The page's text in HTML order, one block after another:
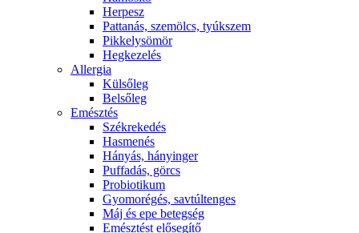
Herpesz
Pattanás, szemölcs, tyúkszem
Pikkelysömör
Hegkezelés
Allergia
Külsőleg
Belsőleg
Emésztés
Székrekedés
Hasmenés
Hányás, hányinger
Puffadás, görcs
Probiotikum
Gyomorégés, savtúltenges
Máj és epe betegség
Emésztést elősegítő